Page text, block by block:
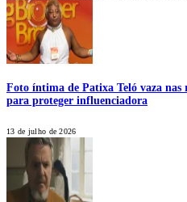
Foto íntima de Patixa Teló vaza nas
para proteger influenciadora
13 de julho de 2026